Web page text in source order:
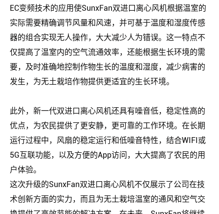
EC变频技术的应用使SunxFan双进口离心风机根据温室的
实际需要精确调节风量和风速，并可基于温度和湿度传感
器的组合实现无人操作，大大减少人为错误。这一特点不
仅提高了温室内的空气流通效率，还能根据生长环境的需
要，及时准确地控制作物生长的温度和湿度，减少病害的
发生，为无土栽培作物提供更适宜的生长环境。
此外，新一代双进口离心风机还具有噪音低，稳定性高的
优点，为农民提供了更安静，更可靠的工作环境。在长期
运行过程中，风扇的稳定运行和低噪音特性，结合WIFI或
5G互联功能，以及方便的App访问，大大提高了农民的用
户体验。
这次升级的SunxFan双进口离心风机不仅展示了公司在技
术创新方面的实力，而且为无土栽培温室的通风和空气交